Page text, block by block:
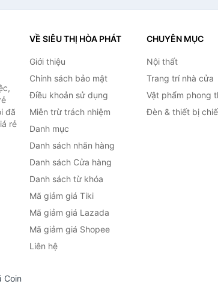
đã
rẻ
VỀ SIÊU THỊ HÒA PHÁT
Giới thiệu
Chính sách bảo mật
Điều khoản sử dụng
Miễn trừ trách nhiệm
Danh mục
Danh sách nhãn hàng
Danh sách Cửa hàng
Danh sách từ khóa
Mã giảm giá Tiki
Mã giảm giá Lazada
Mã giảm giá Shopee
Liên hệ
CHUYÊN MỤC
Nội thất
Trang trí nhà cửa
Vật phẩm phong
Đèn & thiết bị
Coin